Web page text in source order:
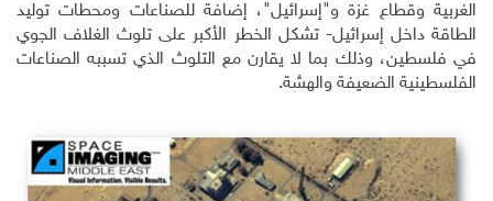
الغربية وقطاع غزة و"إسرائيل"، إضافة للصناعات ومحطات توليد
الطاقة داخل إسرائيل- تشكل الخطر الأكبر على تلوث الغلاف الجوي
في فلسطين، وذلك بما لا يقارن مع التلوث الذي تسببه الصناعات
الفلسطينية الضعيفة والهشة.